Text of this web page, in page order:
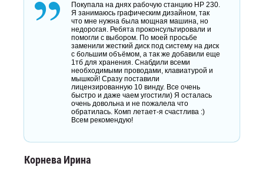
Покупала на днях рабочую станцию HP 230.
Я занимаюсь графическим дизайном, так
что мне нужна была мощная машина, но
недорогая. Ребята проконсультировали и
помогли с выбором. По моей просьбе
заменили жесткий диск под систему на диск
с большим объёмом, а так же добавили еще
1тб для хранения. Снабдили всеми
необходимыми проводами, клавиатурой и
мышкой! Сразу поставили
лицензированную 10 винду. Все очень
быстро и даже чаем угостили) Я осталась
очень довольна и не пожалела что
обратилась. Комп летает-я счастлива :)
Всем рекомендую!
Корнева Ирина